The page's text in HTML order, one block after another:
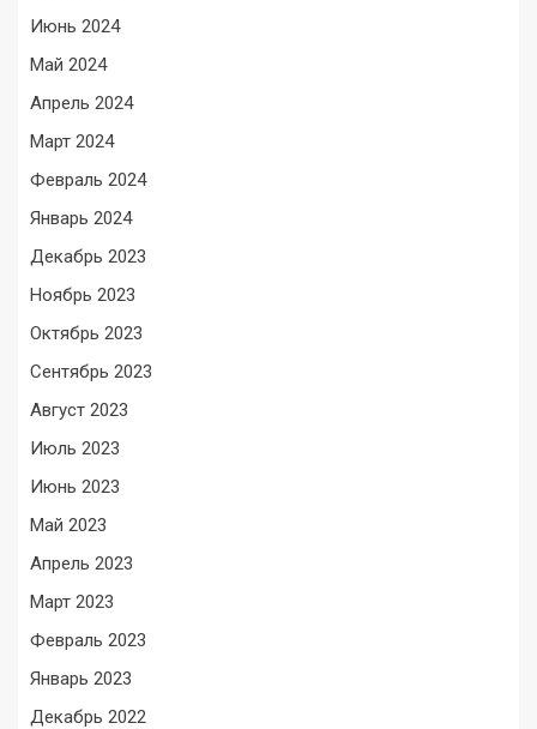
Июнь 2024
Май 2024
Апрель 2024
Март 2024
Февраль 2024
Январь 2024
Декабрь 2023
Ноябрь 2023
Октябрь 2023
Сентябрь 2023
Август 2023
Июль 2023
Июнь 2023
Май 2023
Апрель 2023
Март 2023
Февраль 2023
Январь 2023
Декабрь 2022